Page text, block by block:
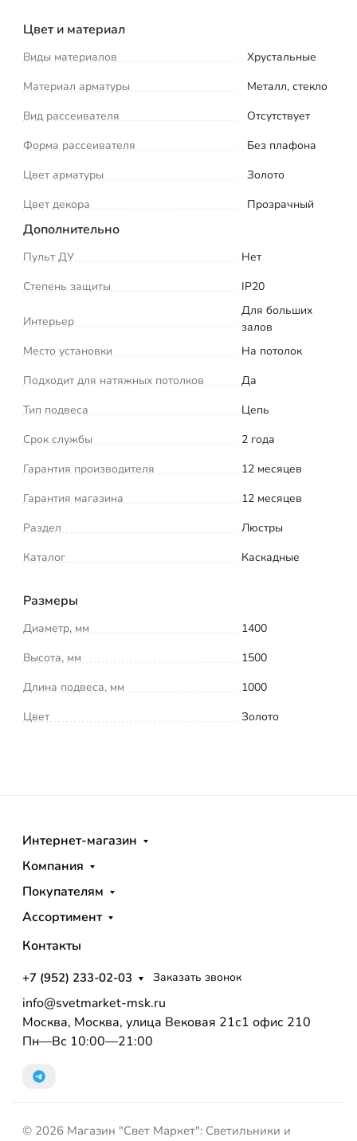
Цвет и материал
Виды материалов
Хрустальные
Материал арматуры
Металл, стекло
Вид рассеивателя
Отсутствует
Форма рассеивателя
Без плафона
Цвет арматуры
Золото
Цвет декора
Прозрачный
Дополнительно
Пульт ДУ
Нет
Степень защиты
IP20
Интерьер
Для больших
залов
Место установки
На потолок
Подходит для натяжных потолков
Да
Тип подвеса
Цепь
Срок службы
2 года
Гарантия производителя
12 месяцев
Гарантия магазина
12 месяцев
Раздел
Люстры
Каталог
Каскадные
Размеры
Диаметр, мм
1400
Высота, мм
1500
Длина подвеса, мм
1000
Цвет
Золото
Интернет-магазин
Компания
Покупателям
Ассортимент
Контакты
+7 (952) 233-02-03 Заказать звонок
info@svetmarket-msk.ru
Москва, Москва, улица Вековая 21с1 офис 210
Пн—Вс 10:00—21:00
© 2026 Магазин "Свет Маркет": Светильники и